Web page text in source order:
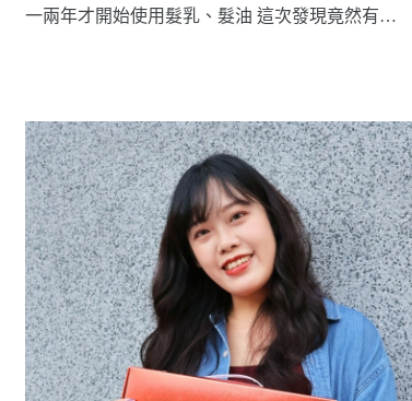
一兩年才開始使用髮乳、髮油 這次發現竟然有…